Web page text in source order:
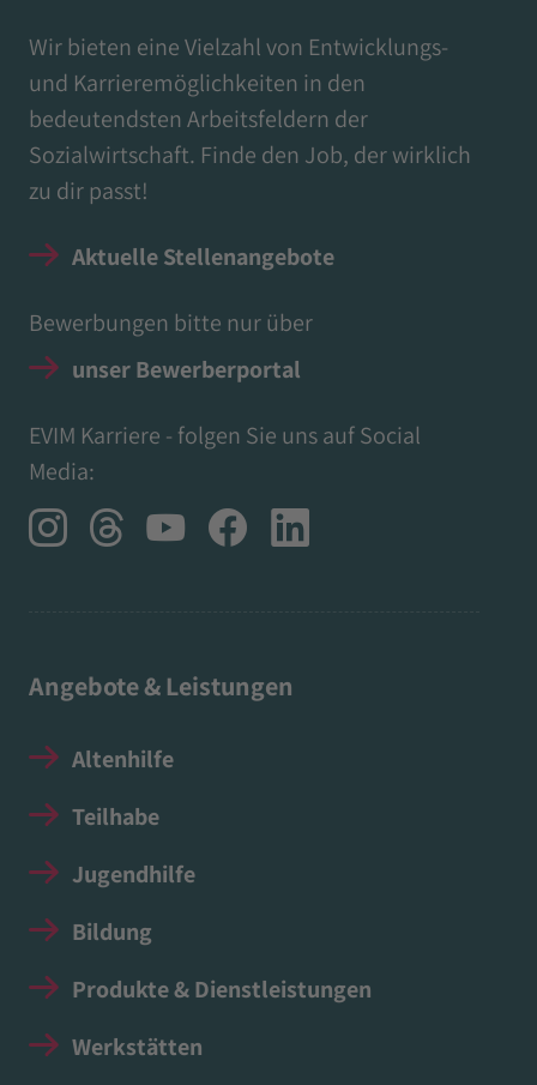
Wir bieten eine Vielzahl von Entwicklungs-
und Karrieremöglichkeiten in den
bedeutendsten Arbeitsfeldern der
Sozialwirtschaft. Finde den Job, der wirklich
zu dir passt!
Aktuelle Stellenangebote
Bewerbungen bitte nur über
unser Bewerberportal
EVIM Karriere - folgen Sie uns auf Social
Media:
Angebote & Leistungen
Altenhilfe
Teilhabe
Jugendhilfe
Bildung
Produkte & Dienstleistungen
Werkstätten